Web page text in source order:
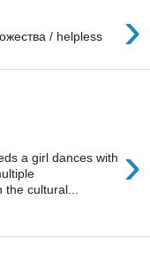
›
/ helpless
›
a girl dances with
cultural...